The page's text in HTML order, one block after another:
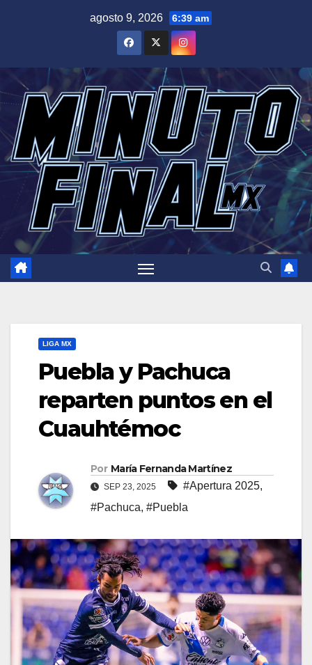
agosto 9, 2026 6:39 am
LIGA MX
Puebla y Pachuca
reparten puntos en el
Cuauhtémoc
Por María Fernanda Martínez
SEP 23, 2025 #Apertura 2025,
#Pachuca, #Puebla